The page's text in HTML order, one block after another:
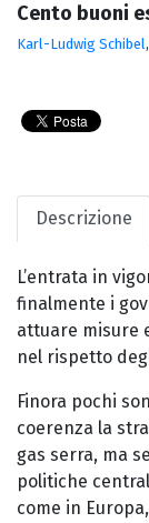
Cento buoni
Karl-Ludwig Schibel,
Descrizione
L’entrata in
finalmente i
attuare misure
nel rispetto
Finora pochi
coerenza la
gas serra, ma
politiche
come in